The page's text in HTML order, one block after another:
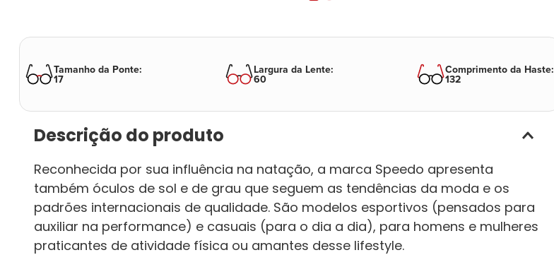
Tamanho da Ponte:
17
Largura da Lente:
60
Comprimento da Haste:
132
Descrição do produto
Reconhecida por sua influência na natação, a marca Speedo apresenta
também óculos de sol e de grau que seguem as tendências da moda e os
padrões internacionais de qualidade. São modelos esportivos (pensados para
auxiliar na performance) e casuais (para o dia a dia), para homens e mulheres
praticantes de atividade física ou amantes desse lifestyle.